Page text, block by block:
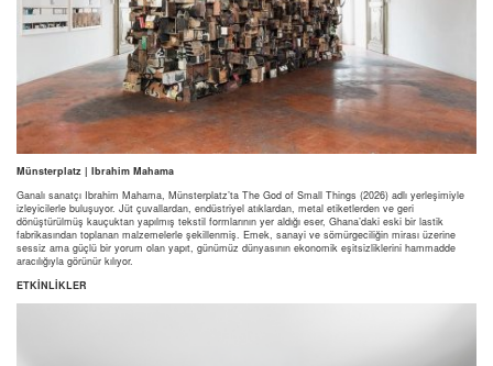
Münsterplatz | Ibrahim Mahama
Ganalı sanatçı Ibrahim Mahama, Münsterplatz’ta The God of Small Things (2026) adlı yerleşimiyle
izleyicilerle buluşuyor. Jüt çuvallardan, endüstriyel atıklardan, metal etiketlerden ve geri
dönüştürülmüş kauçuktan yapılmış tekstil formlarının yer aldığı eser, Ghana’daki eski bir lastik
fabrikasından toplanan malzemelerle şekillenmiş. Emek, sanayi ve sömürgeciliğin mirası üzerine
sessiz ama güçlü bir yorum olan yapıt, günümüz dünyasının ekonomik eşitsizliklerini hammadde
aracılığıyla görünür kılıyor.
ETKİNLİKLER